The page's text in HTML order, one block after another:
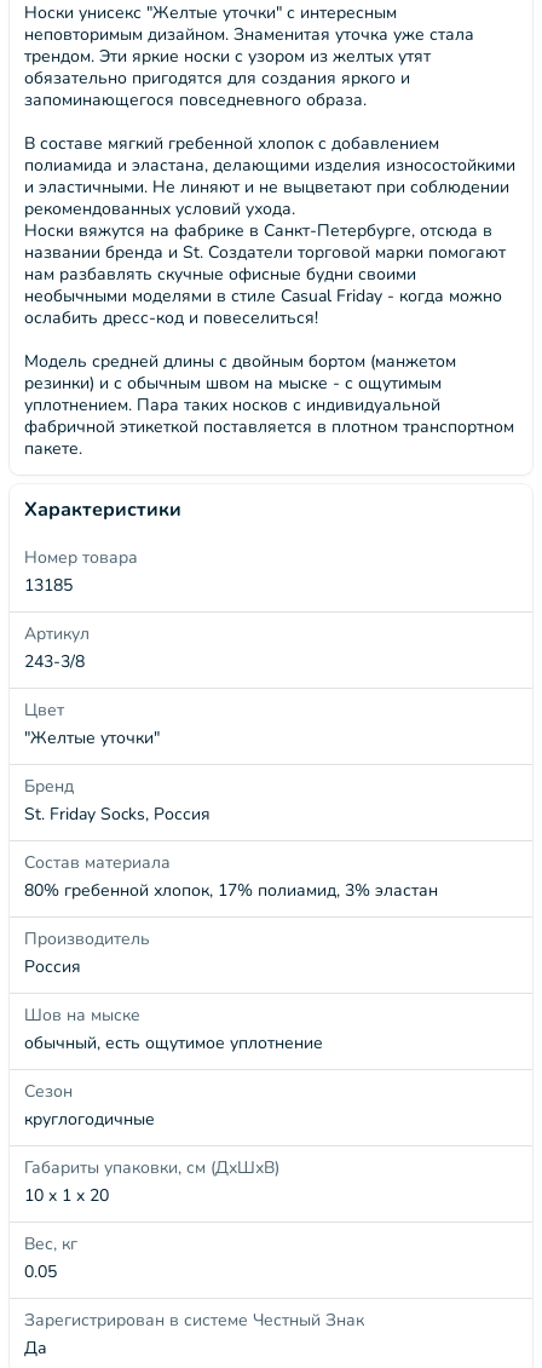
Носки унисекс "Желтые уточки" с интересным
неповторимым дизайном. Знаменитая уточка уже стала
трендом. Эти яркие носки с узором из желтых утят
обязательно пригодятся для создания яркого и
запоминающегося повседневного образа.
В составе мягкий гребенной хлопок с добавлением
полиамида и эластана, делающими изделия износостойкими
и эластичными. Не линяют и не выцветают при соблюдении
рекомендованных условий ухода.
Носки вяжутся на фабрике в Санкт-Петербурге, отсюда в
названии бренда и St. Создатели торговой марки помогают
нам разбавлять скучные офисные будни своими
необычными моделями в стиле Casual Friday - когда можно
ослабить дресс-код и повеселиться!
Модель средней длины с двойным бортом (манжетом
резинки) и с обычным швом на мыске - с ощутимым
уплотнением. Пара таких носков с индивидуальной
фабричной этикеткой поставляется в плотном транспортном
пакете.
Характеристики
Номер товара
13185
Артикул
243-3/8
Цвет
"Желтые уточки"
Бренд
St. Friday Socks, Россия
Состав материала
80% гребенной хлопок, 17% полиамид, 3% эластан
Производитель
Россия
Шов на мыске
обычный, есть ощутимое уплотнение
Сезон
круглогодичные
Габариты упаковки, см (ДхШхВ)
10 x 1 x 20
Вес, кг
0.05
Зарегистрирован в системе Честный Знак
Да